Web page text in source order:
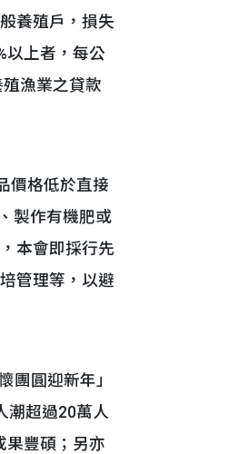
養殖戶，損失
以上者，每公
漁業之貸款
價格低於直接
製作有機肥或
本會即採行先
管理等，以避
團圓迎新年」
潮超過20萬人
果豐碩；另亦